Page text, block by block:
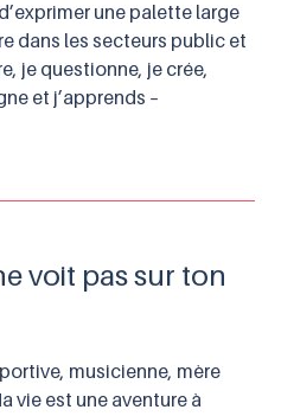
une palette large
dans les secteurs public et
je questionne, je crée,
et j’apprends –
voit pas sur ton
musicienne, mère
vie est une aventure à